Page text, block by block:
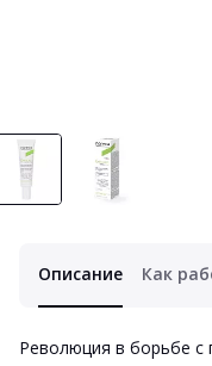
Описание Как
Революция в борьбе с